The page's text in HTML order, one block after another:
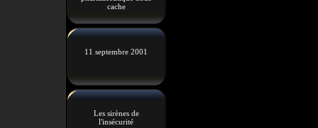
cache
11 septembre 2001
Les sirènes de
l'insécurité